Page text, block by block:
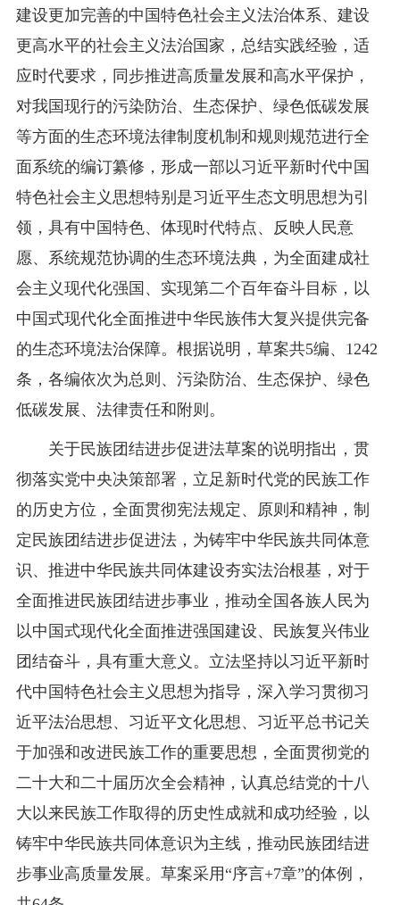
建设更加完善的中国特色社会主义法治体系、建设
更高水平的社会主义法治国家，总结实践经验，适
应时代要求，同步推进高质量发展和高水平保护，
对我国现行的污染防治、生态保护、绿色低碳发展
等方面的生态环境法律制度机制和规则规范进行全
面系统的编订纂修，形成一部以习近平新时代中国
特色社会主义思想特别是习近平生态文明思想为引
领，具有中国特色、体现时代特点、反映人民意
愿、系统规范协调的生态环境法典，为全面建成社
会主义现代化强国、实现第二个百年奋斗目标，以
中国式现代化全面推进中华民族伟大复兴提供完备
的生态环境法治保障。根据说明，草案共5编、1242
条，各编依次为总则、污染防治、生态保护、绿色
低碳发展、法律责任和附则。
关于民族团结进步促进法草案的说明指出，贯
彻落实党中央决策部署，立足新时代党的民族工作
的历史方位，全面贯彻宪法规定、原则和精神，制
定民族团结进步促进法，为铸牢中华民族共同体意
识、推进中华民族共同体建设夯实法治根基，对于
全面推进民族团结进步事业，推动全国各族人民为
以中国式现代化全面推进强国建设、民族复兴伟业
团结奋斗，具有重大意义。立法坚持以习近平新时
代中国特色社会主义思想为指导，深入学习贯彻习
近平法治思想、习近平文化思想、习近平总书记关
于加强和改进民族工作的重要思想，全面贯彻党的
二十大和二十届历次全会精神，认真总结党的十八
大以来民族工作取得的历史性成就和成功经验，以
铸牢中华民族共同体意识为主线，推动民族团结进
步事业高质量发展。草案采用“序言+7章”的体例，